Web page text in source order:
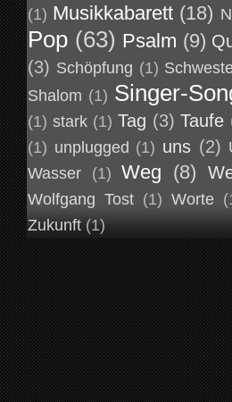
(1) Musikkabarett (18)
Pop (63) Psalm (9)
(3) Schöpfung (1)
Shalom (1) Singer-
(1) stark (1) Tag (3) Taufe
(1) unplugged (1) uns (2)
Wasser (1) Weg (8)
Wolfgang Tost (1) Worte
Zukunft (1)